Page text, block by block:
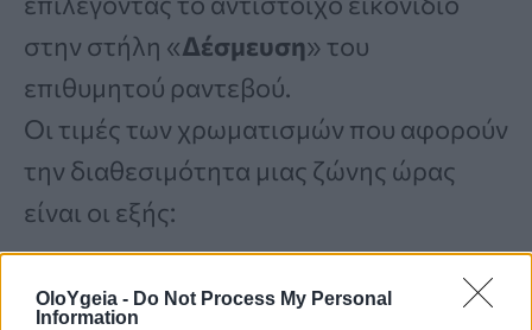
OloYgeia - Do Not Process My Personal
Information
στην στήλη «Δέσμευση» του
επιθυμητού ραντεβού.
Οι τιμές των χρωματισμών που αφορούν
την διαθεσιμότητα μιας ζώνης ώρας
είναι οι εξής:
Πολλά διαθέσιμα: Πράσινο χρώμα